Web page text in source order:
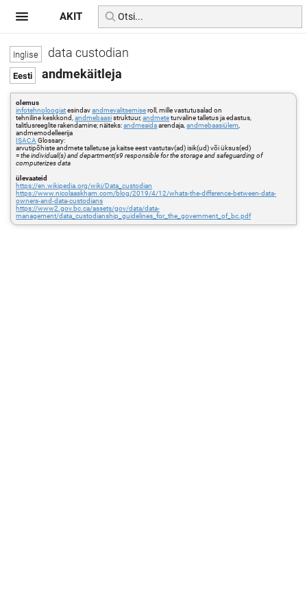
data custodian
andmekäitleja
olemus
infotehnoloogiatesindavandmevalitsemiseroll, mille vastutusalad on
tehniline keskkond,andmebaasistruktuur,andmeteturvaline talletus ja edastus,
talitlusreeglite rakendamine; näiteks:andmeaidaarendaja,andmebaasiülem
andmemodelleerija
ISACA Glossary:
arvutipõhiste andmete talletuse ja kaitse eest vastutav(ad) isik(ud) või üksus(ed)
=the individual(s) and department(s9 responsible for the storage and safeguarding of
computerizes data
ülevaateid
https://en.wikipedia.org/wiki/Data_custodian
https://www.nicolaaskham.com/blog/2019/4/12/whats-the-difference-between-data-
owners-and-data-custodians
https://www2.gov.bc.ca/assets/gov/data/data-
management/data_custodianship_guidelines_for_the_government_of_bc.pdf
AKIT